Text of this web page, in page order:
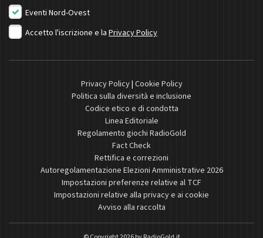
Eventi Nord-Ovest
Accetto l'iscrizione e la Privacy Policy
Privacy Policy| Cookie Policy
Politica sulla diversità e inclusione
Codice etico e di condotta
Linea Editoriale
Regolamento giochi RadioGold
Fact Check
Rettifica e correzioni
Autoregolamentazione Elezioni Amministrative 2026
Impostazioni preferenze relative al TCF
Impostazioni relative alla privacy e ai cookie
Avviso alla raccolta